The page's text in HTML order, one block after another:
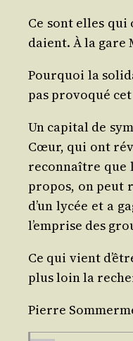
Ce sont elles
daient. À la gare
Pour­quoi la
pas pro­vo­qué
Un capi­tal de
Cœur, qui ont
recon­naître que
pro­pos, on peut
d’un lycée et a
l’emprise des
Ce qui vient
plus loin la
Pierre